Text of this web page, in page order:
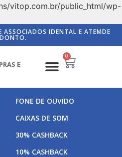
vitop.com.br/public_html/wp-
ASSOCIADOS IDENTAL E ATEMDE
E
0
FONE DE OUVIDO
CAIXAS DE SOM
30% CASHBACK
10% CASHBACK